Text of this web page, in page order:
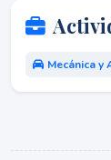
Mecánica y